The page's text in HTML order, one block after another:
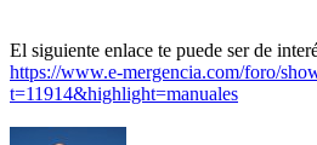
El siguiente enlace te puede ser de
https://www.e-mergencia.com/foro/
t=11914&highlight=manuales